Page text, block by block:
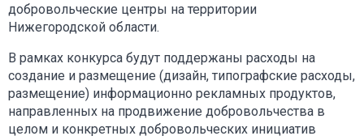
добровольческие центры на территории
Нижегородской области.
В рамках конкурса будут поддержаны расходы на
создание и размещение (дизайн, типографские расходы,
размещение) информационно рекламных продуктов,
направленных на продвижение добровольчества в
целом и конкретных добровольческих инициатив